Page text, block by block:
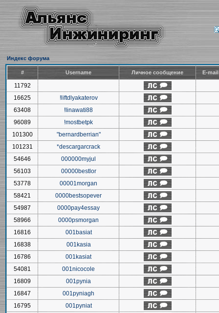
Индекс форума
# Username Личное сообщение E-
11792
16625
!liftdlyakaterov
63408
!linawati88
96089
!mostbetpk
101300
"bernardberrian"
101231
*descargarcrack
54646
000000myjul
56103
00000bestlor
53778
00001morgan
58421
0000bestsopever
54987
0000pay4essay
58966
0000psmorgan
16816
001basiat
16838
001kasia
16786
001kasiat
54081
001nicocole
16809
001pynia
16847
001pyniagh
16795
001pyniat